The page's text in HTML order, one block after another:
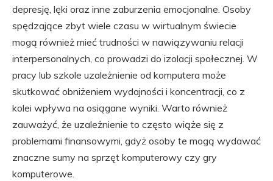
depresję, lęki oraz inne zaburzenia emocjonalne. Osoby
spędzające zbyt wiele czasu w wirtualnym świecie
mogą również mieć trudności w nawiązywaniu relacji
interpersonalnych, co prowadzi do izolacji społecznej. W
pracy lub szkole uzależnienie od komputera może
skutkować obniżeniem wydajności i koncentracji, co z
kolei wpływa na osiągane wyniki. Warto również
zauważyć, że uzależnienie to często wiąże się z
problemami finansowymi, gdyż osoby te mogą wydawać
znaczne sumy na sprzęt komputerowy czy gry
komputerowe.